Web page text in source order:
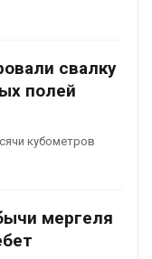
свалку
полей
кубометров
мергеля